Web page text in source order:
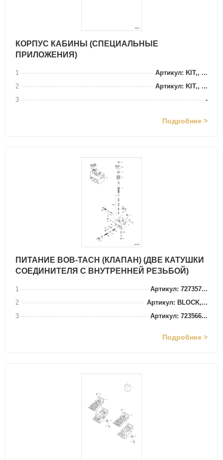
КОРПУС КАБИНЫ (СПЕЦИАЛЬНЫЕ
ПРИЛОЖЕНИЯ)
1
Артикул: KIT,, ...
2
Артикул: KIT,, ...
3
-
Подробнее >
ПИТАНИЕ BOB-TACH (КЛАПАН) (ДВЕ КАТУШКИ
СОЕДИНИТЕЛЯ С ВНУТРЕННЕЙ РЕЗЬБОЙ)
1
Артикул: 727357...
2
Артикул: BLOCK,...
3
Артикул: 723566...
Подробнее >